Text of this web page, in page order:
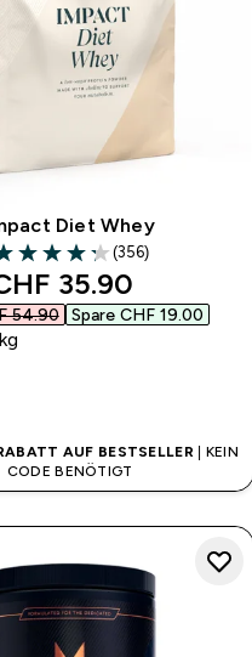
Diet Whey
out of 5 stars
(356)
price
35.90‎
54.90‎ Spare CHF 19.00‎
AUF BESTSELLER | KEIN
CODE BENÖTIGT